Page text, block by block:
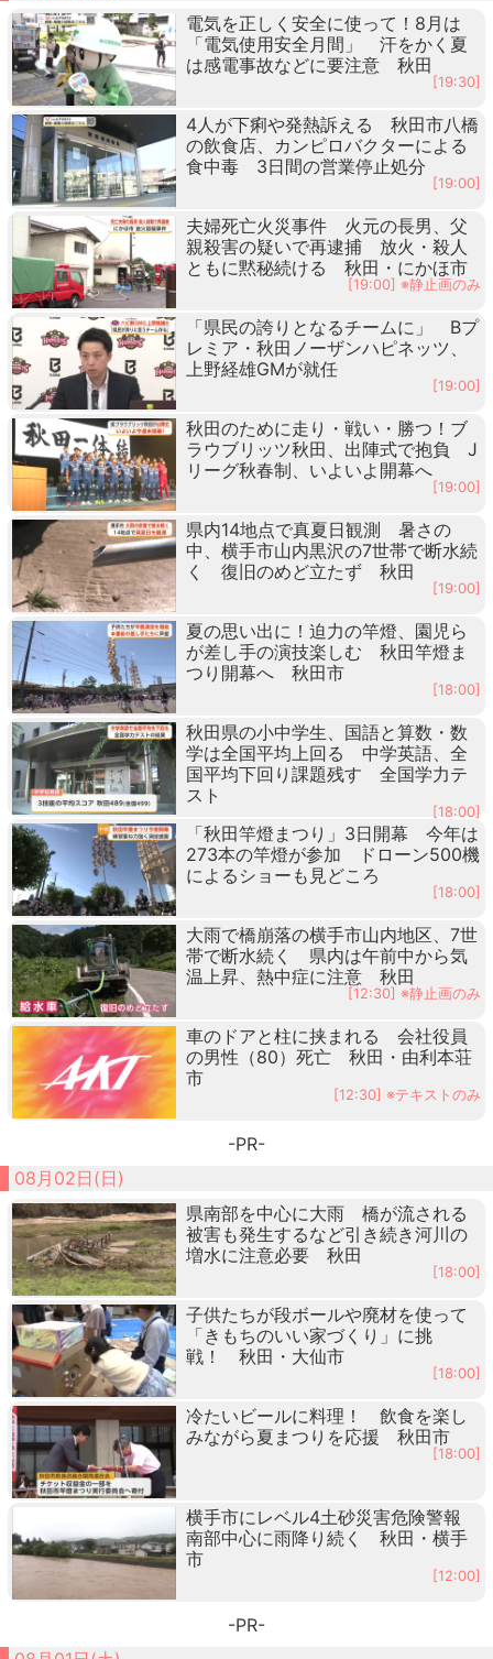
電気を正しく安全に使って！8月は
「電気使用安全月間」 汗をかく夏
は感電事故などに要注意 秋田
[19:30]
4人が下痢や発熱訴える 秋田市八橋
の飲食店、カンピロバクターによる
食中毒 3日間の営業停止処分
[19:00]
夫婦死亡火災事件 火元の長男、父
親殺害の疑いで再逮捕 放火・殺人
ともに黙秘続ける 秋田・にかほ市
[19:00] ※静止画のみ
「県民の誇りとなるチームに」 Bプ
レミア・秋田ノーザンハピネッツ、
上野経雄GMが就任
[19:00]
秋田のために走り・戦い・勝つ！ブ
ラウブリッツ秋田、出陣式で抱負 J
リーグ秋春制、いよいよ開幕へ
[19:00]
県内14地点で真夏日観測 暑さの
中、横手市山内黒沢の7世帯で断水続
く 復旧のめど立たず 秋田
[19:00]
夏の思い出に！迫力の竿燈、園児ら
が差し手の演技楽しむ 秋田竿燈ま
つり開幕へ 秋田市
[18:00]
秋田県の小中学生、国語と算数・数
学は全国平均上回る 中学英語、全
国平均下回り課題残す 全国学力テ
スト
[18:00]
「秋田竿燈まつり」3日開幕 今年は
273本の竿燈が参加 ドローン500機
によるショーも見どころ
[18:00]
大雨で橋崩落の横手市山内地区、7世
帯で断水続く 県内は午前中から気
温上昇、熱中症に注意 秋田
[12:30] ※静止画のみ
車のドアと柱に挟まれる 会社役員
の男性（80）死亡 秋田・由利本荘
市
[12:30] ※テキストのみ
-PR-
08月02日(日)
県南部を中心に大雨 橋が流される
被害も発生するなど引き続き河川の
増水に注意必要 秋田
[18:00]
子供たちが段ボールや廃材を使って
「きもちのいい家づくり」に挑
戦！ 秋田・大仙市
[18:00]
冷たいビールに料理！ 飲食を楽し
みながら夏まつりを応援 秋田市
[18:00]
横手市にレベル4土砂災害危険警報
南部中心に雨降り続く 秋田・横手
市
[12:00]
-PR-